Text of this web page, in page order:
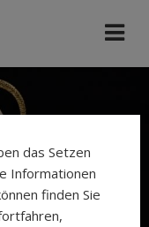
das Setzen
Informationen
finden Sie